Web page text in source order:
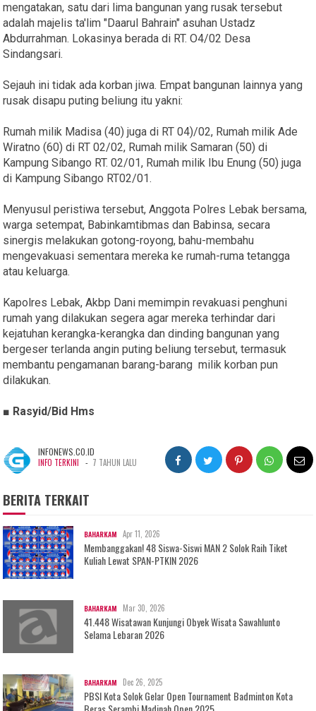
mengatakan, satu dari lima bangunan yang rusak tersebut
adalah majelis ta'lim "Daarul Bahrain" asuhan Ustadz
Abdurrahman. Lokasinya berada di RT. O4/02 Desa
Sindangsari.
Sejauh ini tidak ada korban jiwa. Empat bangunan lainnya yang
rusak disapu puting beliung itu yakni:
Rumah milik Madisa (40) juga di RT 04)/02, Rumah milik Ade
Wiratno (60) di RT 02/02, Rumah milik Samaran (50) di
Kampung Sibango RT. 02/01, Rumah milik Ibu Enung (50) juga
di Kampung Sibango RT02/01.
Menyusul peristiwa tersebut, Anggota Polres Lebak bersama,
warga setempat, Babinkamtibmas dan Babinsa, secara
sinergis melakukan gotong-royong, bahu-membahu
mengevakuasi sementara mereka ke rumah-ruma tetangga
atau keluarga.
Kapolres Lebak, Akbp Dani memimpin revakuasi penghuni
rumah yang dilakukan segera agar mereka terhindar dari
kejatuhan kerangka-kerangka dan dinding bangunan yang
bergeser terlanda angin puting beliung tersebut, termasuk
membantu pengamanan barang-barang milik korban pun
dilakukan.
■ Rasyid/Bid Hms
INFONEWS.CO.ID
INFO TERKINI - 7 TAHUN LALU
BERITA TERKAIT
BAHARKAM Apr 11, 2026
Membanggakan! 48 Siswa-Siswi MAN 2 Solok Raih Tiket
Kuliah Lewat SPAN-PTKIN 2026
BAHARKAM Mar 30, 2026
41.448 Wisatawan Kunjungi Obyek Wisata Sawahlunto
Selama Lebaran 2026
BAHARKAM Dec 26, 2025
PBSI Kota Solok Gelar Open Tournament Badminton Kota